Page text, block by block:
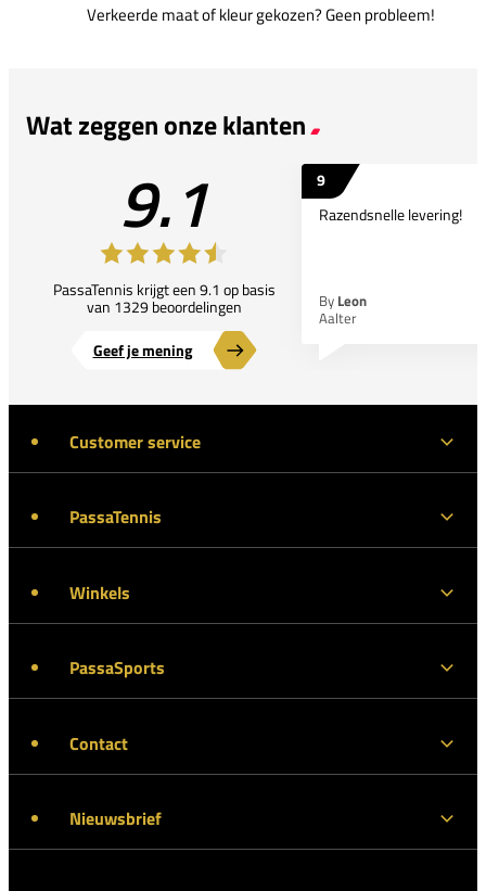
Verkeerde maat of kleur gekozen? Geen probleem!
Wat zeggen onze klanten
9.1
PassaTennis krijgt een 9.1 op basis
van 1329 beoordelingen
Geef je mening
9
Razendsnelle levering!
By Leon
Aalter
Customer service
PassaTennis
Winkels
PassaSports
Contact
Nieuwsbrief